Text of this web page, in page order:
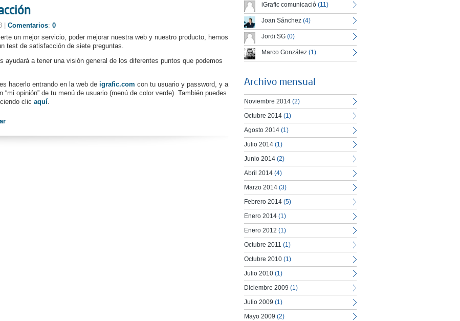
| Comentarios: 0
un mejor servicio, poder mejorar nuestra web y nuestro producto, hemos
test de satisfacción de siete preguntas.
ayudará a tener una visión general de los diferentes puntos que podemos
hacerlo entrando en la web de igrafic.com con tu usuario y password, y a
“mi opinión” de tu menú de usuario (menú de color verde). También puedes
clic aquí
iGrafic comunicació (11)
Joan Sánchez (4)
Jordi SG (0)
Marco González (1)
Archivo mensual
Noviembre 2014 (2)
Octubre 2014 (1)
Agosto 2014 (1)
Julio 2014 (1)
Junio 2014 (2)
Abril 2014 (4)
Marzo 2014 (3)
Febrero 2014 (5)
Enero 2014 (1)
Enero 2012 (1)
Octubre 2011 (1)
Octubre 2010 (1)
Julio 2010 (1)
Diciembre 2009 (1)
Julio 2009 (1)
Mayo 2009 (2)